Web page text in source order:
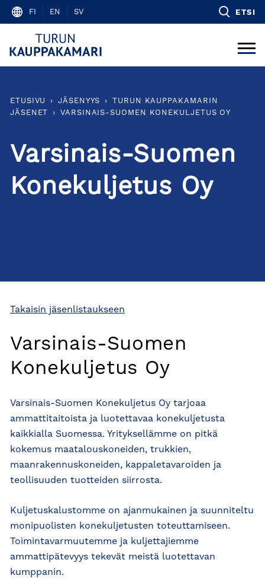
Skip
content
FI EN SV ETSI
ETUSIVU › JÄSENYYS ›
TURUN KAUPPAKAMARIN
JÄSENET
› VARSINAIS-SUOMEN KONEKULJETUS OY
Varsinais-Suomen
Konekuljetus Oy
Takaisin jäsenlistaukseen
Varsinais-Suomen
Konekuljetus Oy
Varsinais-Suomen Konekuljetus Oy tarjoaa
ammattitaitoista ja luotettavaa konekuljetusta
kaikkialla Suomessa. Yrityksellämme on pitkä
kokemus maatalouskoneiden, trukkien,
maanrakennuskoneiden, kappaletavaroiden ja
teollisuuden tuotteiden siirrosta.
Kuljetuskalustomme on ajanmukainen ja suunniteltu
monipuolisten konekuljetusten toteuttamiseen.
Toimintavarmuutemme ja kuljettajiemme
ammattipätevyys tekevät meistä luotettavan
kumppanin.